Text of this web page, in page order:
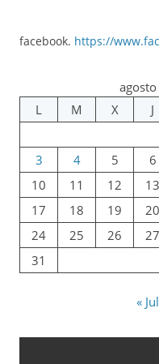
facebook. https://
L
M X J
3
4 5 6
10
11 12 13
17
18 19 20
24
25 26 27
31
« Jul